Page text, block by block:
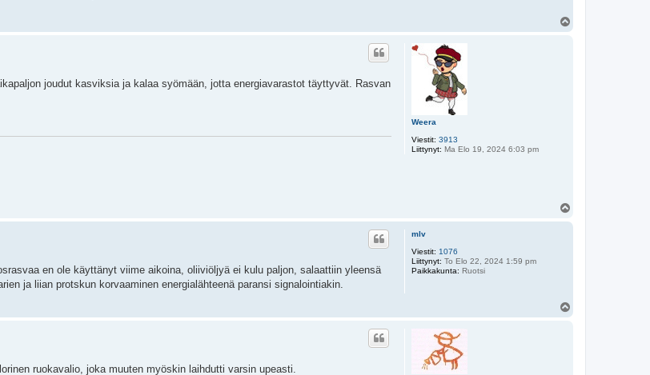
Weera
Viestit: 3913
Liittynyt: Ma Elo 19, 2024 6:03 pm
joudut kasviksia ja kalaa syömään, jotta energiavarastot täyttyvät. Rasvan
mlv
Viestit: 1076
Liittynyt: To Elo 22, 2024 1:59 pm
Paikkakunta: Ruotsi
en ole käyttänyt viime aikoina, oliiviöljyä ei kulu paljon, salaattiin yleensä
ja liian protskun korvaaminen energialähteenä paransi signalointiakin.
ruokavalio, joka muuten myöskin laihdutti varsin upeasti.